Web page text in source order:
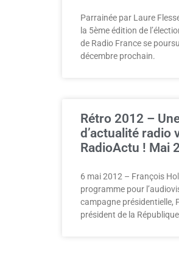
Parrainée par Laure
la 5ème édition de
de Radio France se
décembre prochain.
Rétro 2012 –
d’actualité radio
RadioActu ! Mai
6 mai 2012 – François
programme pour
campagne présidentielle,
président de la